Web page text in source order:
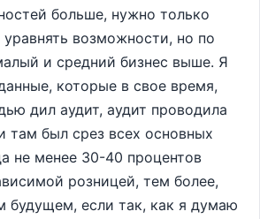
больше, нужно только
возможности, но по
и средний бизнес выше. Я
которые в свое время,
дил аудит, аудит проводила
там был срез всех основных
не менее 30-40 процентов
розницей, тем более,
будущем, если так, как я думаю